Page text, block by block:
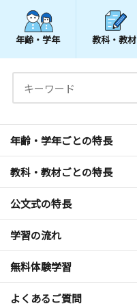
年齢・学年 教科・教材
年齢・学年ごとの特長
教科・教材ごとの特長
公文式の特長
学習の流れ
無料体験学習
よくあるご質問